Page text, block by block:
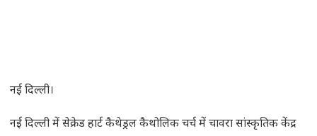
नई दिल्ली।
नई दिल्ली में सेक्रेड हार्ट कैथेड्रल कैथोलिक चर्च में चावरा सांस्कृतिक केंद्र